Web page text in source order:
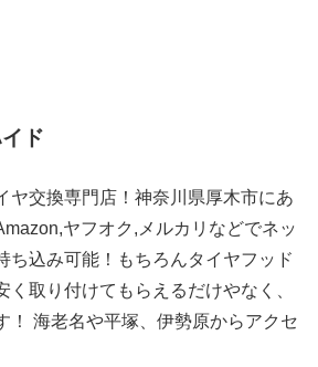
ド
ヤ交換専門店！神奈川県厚木市にあ
ヤフオク,メルカリなどでネッ
ち込み可能！もちろんタイヤフッド
く取り付けてもらえるだけやなく、
！ 海老名や平塚、伊勢原からアクセ